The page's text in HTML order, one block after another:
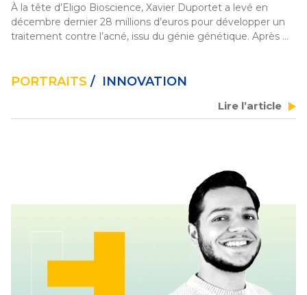
À la tête d’Eligo Bioscience, Xavier Duportet a levé en
décembre dernier 28 millions d’euros pour développer un
traitement contre l’acné, issu du génie génétique. Après
ce succès, pour son engagement en faveur de
PORTRAITS / INNOVATION
Lire l’article